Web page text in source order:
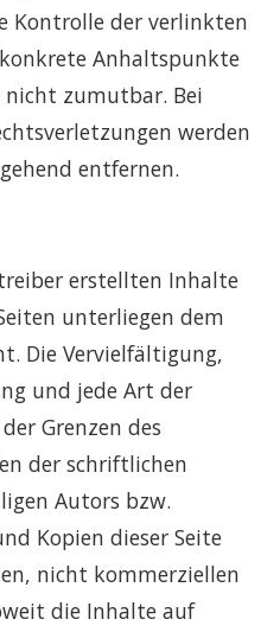
Kontrolle der verlinkten
Anhaltspunkte
nicht zumutbar. Bei
werden
entfernen.
erstellten Inhalte
unterliegen dem
Die Vervielfältigung,
und jede Art der
Grenzen des
der schriftlichen
Autors bzw.
Kopien dieser Seite
nicht kommerziellen
die Inhalte auf